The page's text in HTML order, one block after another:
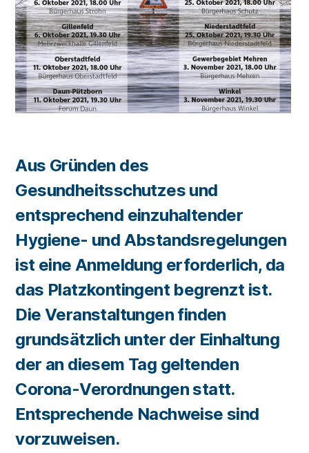
Aus Gründen des
Gesundheitsschutzes und
entsprechend einzuhaltender
Hygiene- und Abstandsregelungen
ist eine Anmeldung erforderlich, da
das Platzkontingent begrenzt ist.
Die Veranstaltungen finden
grundsätzlich unter der Einhaltung
der an diesem Tag geltenden
Corona-Verordnungen statt.
Entsprechende Nachweise sind
vorzuweisen.